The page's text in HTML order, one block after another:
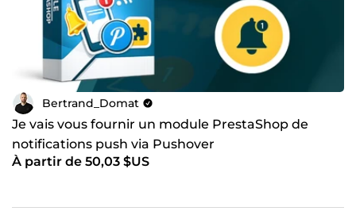
Bertrand_Domat
Je vais vous fournir un module PrestaShop de
notifications push via Pushover
À partir de 50,03 $US